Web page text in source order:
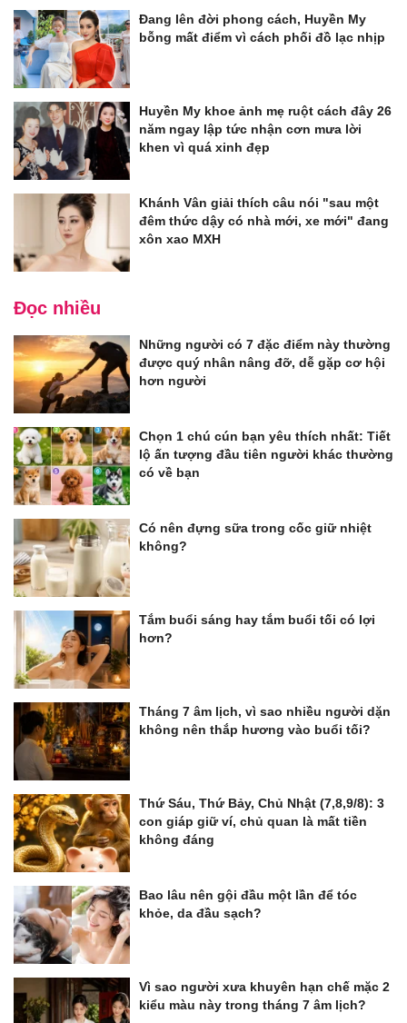
Đang lên đời phong cách, Huyền My
bỗng mất điểm vì cách phối đồ lạc nhịp
Huyền My khoe ảnh mẹ ruột cách đây 26
năm ngay lập tức nhận cơn mưa lời
khen vì quá xinh đẹp
Khánh Vân giải thích câu nói "sau một
đêm thức dậy có nhà mới, xe mới" đang
xôn xao MXH
Đọc nhiều
Những người có 7 đặc điểm này thường
được quý nhân nâng đỡ, dễ gặp cơ hội
hơn người
Chọn 1 chú cún bạn yêu thích nhất: Tiết
lộ ấn tượng đầu tiên người khác thường
có về bạn
Có nên đựng sữa trong cốc giữ nhiệt
không?
Tắm buổi sáng hay tắm buổi tối có lợi
hơn?
Tháng 7 âm lịch, vì sao nhiều người dặn
không nên thắp hương vào buổi tối?
Thứ Sáu, Thứ Bảy, Chủ Nhật (7,8,9/8): 3
con giáp giữ ví, chủ quan là mất tiền
không đáng
Bao lâu nên gội đầu một lần để tóc
khỏe, da đầu sạch?
Vì sao người xưa khuyên hạn chế mặc 2
kiểu màu này trong tháng 7 âm lịch?